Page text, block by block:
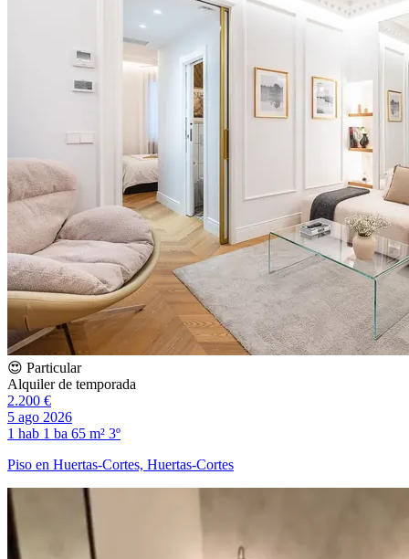
😍 Particular
Alquiler de temporada
2.200 €
5 ago 2026
1 hab 1 ba 65 m² 3º
Piso en Huertas-Cortes, Huertas-Cortes